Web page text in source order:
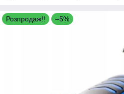
Розпродаж!! –5%